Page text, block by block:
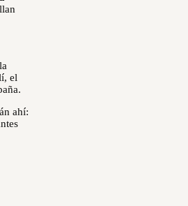
el
ahí: